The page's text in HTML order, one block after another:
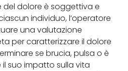
del dolore è soggettiva e
individuo, l’operatore
una valutazione
per caratterizzare il dolore
se brucia, pulsa o è
suo impatto sulla vita